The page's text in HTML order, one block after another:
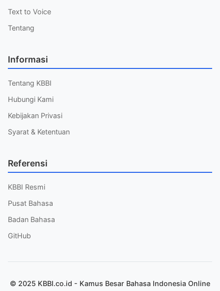
Text to Voice
Tentang
Informasi
Tentang KBBI
Hubungi Kami
Kebijakan Privasi
Syarat & Ketentuan
Referensi
KBBI Resmi
Pusat Bahasa
Badan Bahasa
GitHub
© 2025 KBBI.co.id - Kamus Besar Bahasa Indonesia Online